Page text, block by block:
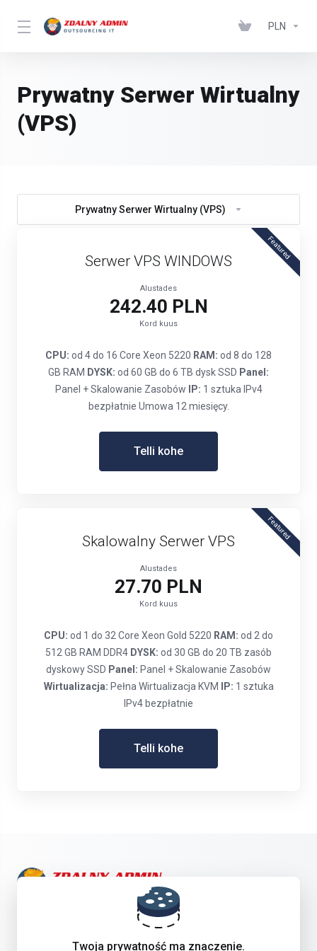
PLN
Prywatny Serwer Wirtualny
(VPS)
Prywatny Serwer Wirtualny (VPS)
Featured
Serwer VPS WINDOWS
Alustades
242.40 PLN
Kord kuus
CPU: od 4 do 16 Core Xeon 5220 RAM: od 8 do 128
GB RAM DYSK: od 60 GB do 6 TB dysk SSD Panel:
Panel + Skalowanie Zasobów
IP: 1 sztuka IPv4
bezpłatnie Umowa 12 miesięcy.
Telli kohe
Featured
Skalowalny Serwer VPS
Alustades
27.70 PLN
Kord kuus
CPU: od 1 do 32 Core Xeon Gold 5220 RAM: od 2 do
512 GB RAM DDR4 DYSK: od 30 GB do 20 TB zasób
dyskowy SSD Panel: Panel + Skalowanie Zasobów
Wirtualizacja: Pełna Wirtualizacja KVM IP: 1 sztuka
IPv4 bezpłatnie
Telli kohe
Twoja prywatność ma znaczenie.